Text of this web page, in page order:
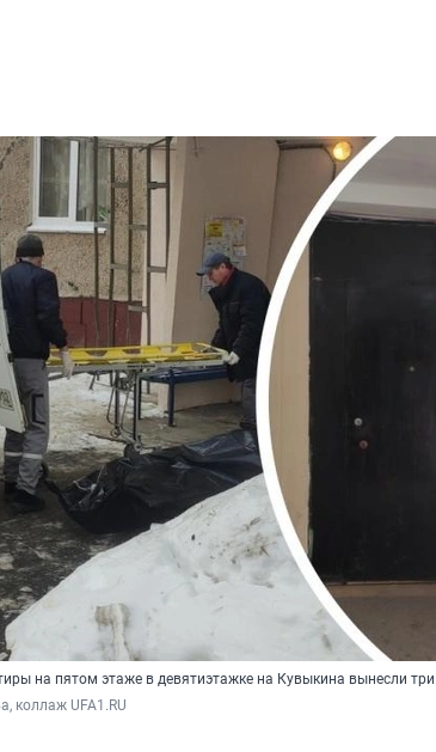
на пятом этаже в девятиэтажке на Кувыкина вынесли три
коллаж UFA1.RU